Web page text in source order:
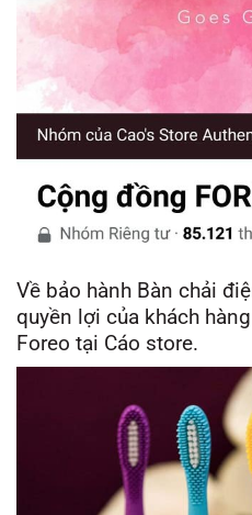
Về bảo hành Bàn chải
quyền lợi của khách
Foreo tại Cáo store.